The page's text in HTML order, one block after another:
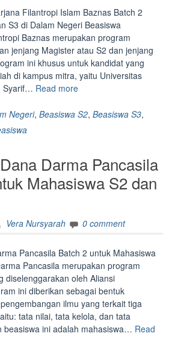
Filantropi Islam Baznas Batch 2
S3 di Dalam Negeri Beasiswa
Baznas merupakan program
jenjang Magister atau S2 dan jenjang
ini khusus untuk kandidat yang
di kampus mitra, yaitu Universitas
Syarif… Read more“Beasiswa
Filantropi
2
Kuliah
S3
Dalam
Negeri”
Negeri, Beasiswa S2, Beasiswa S3,
Darma Pancasila
Mahasiswa S2 dan
Vera Nursyarah 0 comment
Pancasila Batch 2 untuk Mahasiswa
Pancasila merupakan program
diselenggarakan oleh Aliansi
ini diberikan sebagai bentuk
ilmu yang terkait tiga
tata nilai, tata kelola, dan tata
beasiswa ini adalah mahasiswa… Read